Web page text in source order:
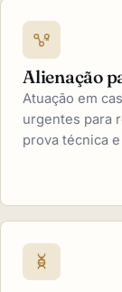
Alienação
Atuação em
urgentes para
prova técnica